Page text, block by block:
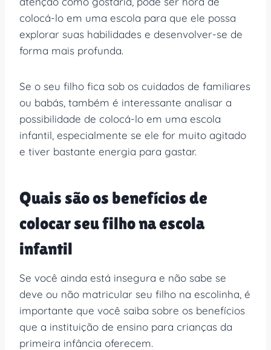
colocá-lo em uma escola para que ele possa
explorar suas habilidades e desenvolver-se de
forma mais profunda.
Se o seu filho fica sob os cuidados de familiares
ou babás, também é interessante analisar a
possibilidade de colocá-lo em uma escola
infantil, especialmente se ele for muito agitado
e tiver bastante energia para gastar.
Quais são os benefícios de
colocar seu filho na escola
infantil
Se você ainda está insegura e não sabe se
deve ou não matricular seu filho na escolinha, é
importante que você saiba sobre os benefícios
que a instituição de ensino para crianças da
primeira infância oferecem.